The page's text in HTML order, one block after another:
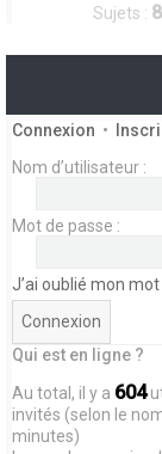
Sujets :
Connexion •
Nom d’utilisateur :
Mot de passe :
J’ai oublié mon
Qui est en ligne ?
Au total, il y a 604
invités (selon le
minutes)